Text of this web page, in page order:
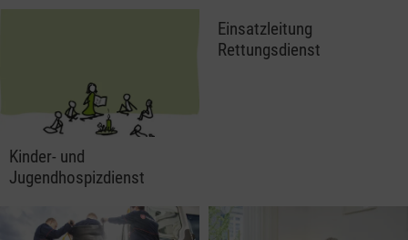
Kinder- und
Jugendhospizdienst
Einsatzleitung
Rettungsdienst